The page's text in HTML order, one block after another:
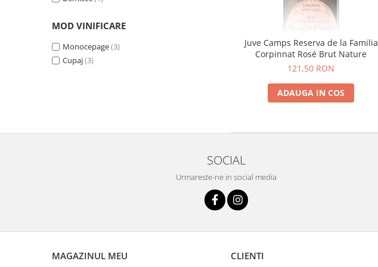
MOD VINIFICARE
Monocepage(3)
Cupaj(3)
Juve Camps Reserva de la Familia
Corpinnat Rosé Brut Nature
121,50 RON
ADAUGA IN COS
SOCIAL
Urmareste-ne in social media
MAGAZINUL MEU CLIENTI